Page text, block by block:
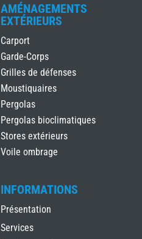
AMÉNAGEMENTS
EXTÉRIEURS
Carport
Garde-Corps
Grilles de défenses
Moustiquaires
Pergolas
Pergolas bioclimatiques
Stores extérieurs
Voile ombrage
INFORMATIONS
Présentation
Services